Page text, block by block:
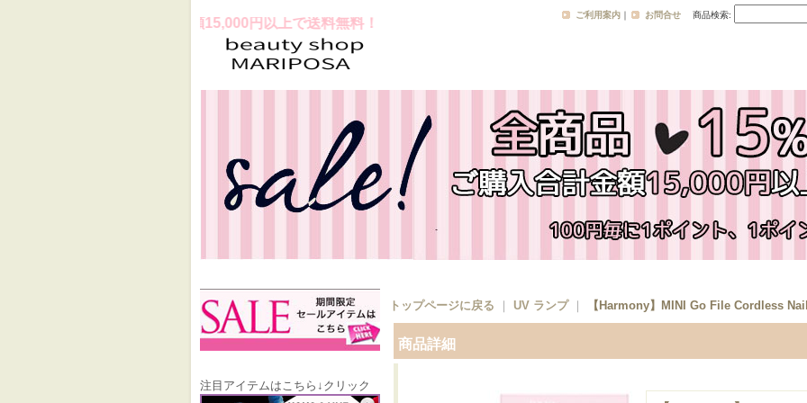
ラスお買上げ合計金額15,000円以上で送料無料！
ご利用案内 ｜ お問合せ 商品検索:
注目アイテムはこちら↓クリック
トップページに戻る UV ランプ｜ 【Harmony】MINI Go File Cordless
商品詳細